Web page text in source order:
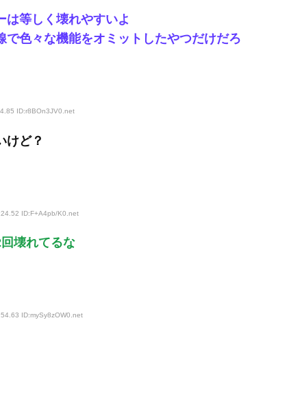
は等しく壊れやすいよ
で色々な機能をオミットしたやつだけだろ
ID:r8BOn3JV0.net
けど？
ID:F+A4pb/K0 .net
壊れてるな
ID:mySy8zOW0 .net